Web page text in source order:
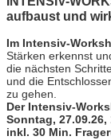
aufbaust und
Im Intensiv-
Stärken erkennst
die nächsten
und die
zu gehen.
Der Intensiv-
Sonntag, 27.09.26,
inkl. 30 Min.